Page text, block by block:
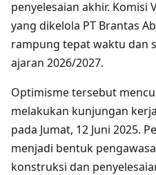
penyelesaian akhir. Komisi
yang dikelola PT Brantas
rampung tepat waktu dan
ajaran 2026/2027.
Optimisme tersebut
melakukan kunjungan
pada Jumat, 12 Juni 2025.
menjadi bentuk
konstruksi dan